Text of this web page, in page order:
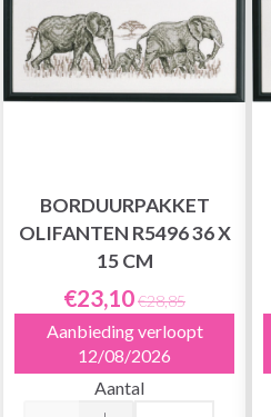
BORDUURPAKKET
OLIFANTEN R5496 36 X
15 CM
€23,10€28,85
Aanbieding verloopt
12/08/2026
Aantal